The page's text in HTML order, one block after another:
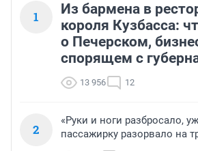
1
Из бармена в
короля Кузбасса:
о Печерском,
спорящем с
13 956 12
2
«Руки и ноги разбросало,
пассажирку разорвало на